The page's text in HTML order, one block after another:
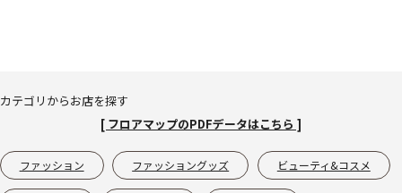
カテゴリからお店を探す
[ フロアマップのPDFデータはこちら ]
ファッション ファッショングッズ ビューティ&コスメ